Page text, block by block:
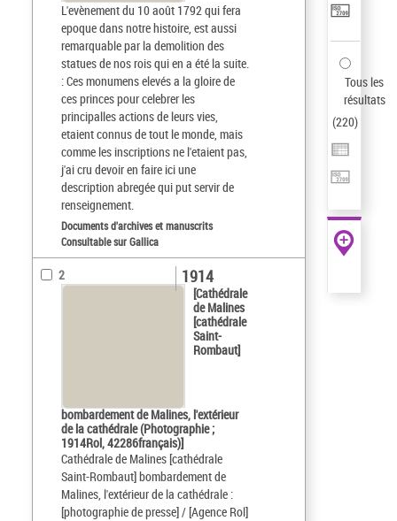
L'evènement du 10 août 1792 qui fera
epoque dans notre histoire, est aussi
remarquable par la demolition des
statues de nos rois qui en a été la suite.
: Ces monumens elevés a la gloire de
ces princes pour celebrer les
principalles actions de leurs vies,
etaient connus de tout le monde, mais
comme les inscriptions ne l'etaient pas,
j'ai cru devoir en faire ici une
description abregée qui put servir de
renseignement.
Documents d'archives et manuscrits
Consultable sur Gallica
2
[Cathédrale
de Malines
[cathédrale
Saint-
Rombaut]
bombardement de Malines, l'extérieur
de la cathédrale (Photographie ;
1914Rol, 42286français)]
Cathédrale de Malines [cathédrale
Saint-Rombaut] bombardement de
Malines, l'extérieur de la cathédrale :
[photographie de presse] / [Agence Rol]
1914
Tous les
résultats
(220)